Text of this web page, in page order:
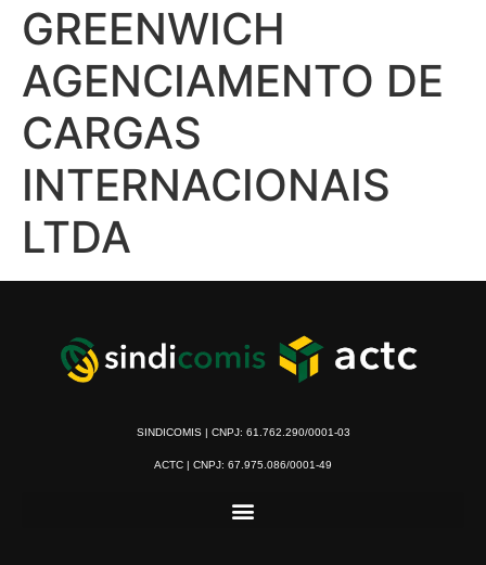
GREENWICH
AGENCIAMENTO DE
CARGAS
INTERNACIONAIS
LTDA
SINDICOMIS | CNPJ: 61.762.290/0001-03
ACTC | CNPJ: 67.975.086/0001-49